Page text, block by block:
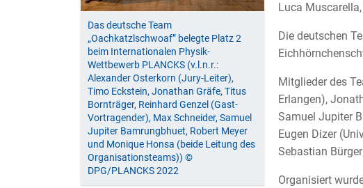
Das deutsche Team
„Oachkatzlschwoaf” belegte Platz 2
beim Internationalen Physik-
Wettbewerb PLANCKS (v.l.n.r.:
Alexander Osterkorn (Jury-Leiter),
Timo Eckstein, Jonathan Gräfe, Titus
Bornträger, Reinhard Genzel (Gast-
Vortragender), Max Schneider, Samuel
Jupiter Bamrungbhuet, Robert Meyer
und Monique Honsa (beide Leitung des
Organisationsteams)) ©
DPG/PLANCKS 2022
Luca
Die deutschen
Mitglieder des
Erlangen),
Samuel Jupiter
Eugen Dizer
Sebastian
Organisiert